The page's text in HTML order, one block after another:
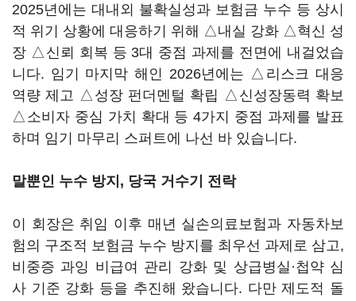
2025년에는 대내외 불확실성과 보험금 누수 등 상시
적 위기 상황에 대응하기 위해 △내실 강화 △혁신 성
장 △신뢰 회복 등 3대 중점 과제를 전면에 내걸었습
니다. 임기 마지막 해인 2026년에는 △리스크 대응
역량 제고 △성장 펀더멘털 확립 △신성장동력 확보
△소비자 중심 가치 확대 등 4가지 중점 과제를 발표
하며 임기 마무리 스퍼트에 나선 바 있습니다.
말뿐인 누수 방지, 당국 거수기 전락
이 회장은 취임 이후 매년 실손의료보험과 자동차보
험의 구조적 보험금 누수 방지를 최우선 과제로 삼고,
비중증 과잉 비급여 관리 강화 및 상급병실·첩약 심
사 기준 강화 등을 추진해 왔습니다. 다만 제도적 돌